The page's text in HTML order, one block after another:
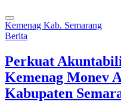
Kemenag Kab. Semarang
Berita
Perkuat
Kemenag Monev
Kabupaten